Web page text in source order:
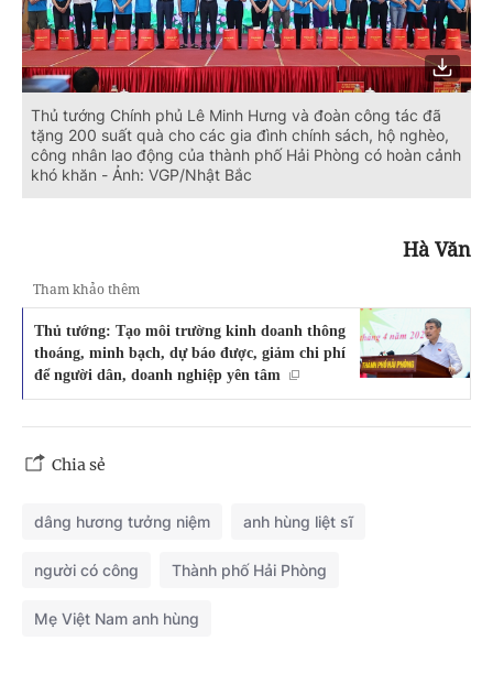
Thủ tướng Chính phủ Lê Minh Hưng và đoàn công tác đã
tặng 200 suất quà cho các gia đình chính sách, hộ nghèo,
công nhân lao động của thành phố Hải Phòng có hoàn cảnh
khó khăn - Ảnh: VGP/Nhật Bắc
Hà Văn
Tham khảo thêm
Thủ tướng: Tạo môi trường kinh doanh thông
thoáng, minh bạch, dự báo được, giảm chi phí
để người dân, doanh nghiệp yên tâm
Chia sẻ
dâng hương tưởng niệm anh hùng liệt sĩ
người có công Thành phố Hải Phòng
Mẹ Việt Nam anh hùng